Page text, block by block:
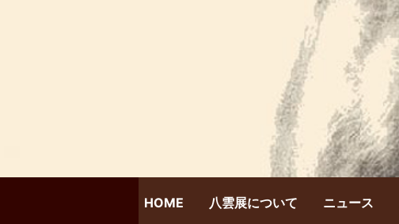
HOME 八雲展について ニュース